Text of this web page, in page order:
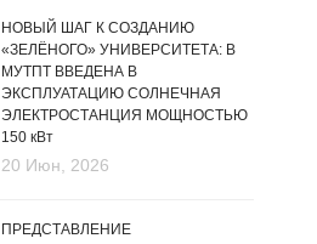
НОВЫЙ ШАГ К СОЗДАНИЮ
«ЗЕЛЁНОГО» УНИВЕРСИТЕТА: В
МУТПТ ВВЕДЕНА В
ЭКСПЛУАТАЦИЮ СОЛНЕЧНАЯ
ЭЛЕКТРОСТАНЦИЯ МОЩНОСТЬЮ
150 кВт
20 Июн, 2026
ПРЕДСТАВЛЕНИЕ